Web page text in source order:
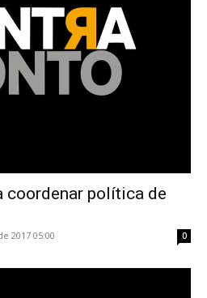
coordenar política de
2017 05:00 0